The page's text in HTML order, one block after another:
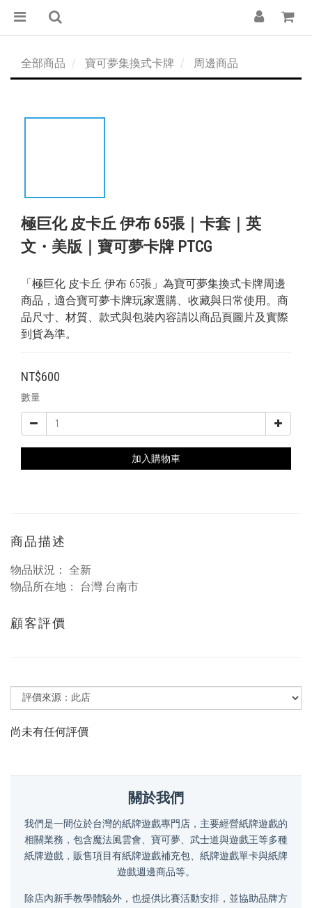
全部商品 寶可夢集換式卡牌 周邊商品
極巨化 皮卡丘 伊布 65張｜卡套｜英
文・美版｜寶可夢卡牌 PTCG
「極巨化 皮卡丘 伊布 65張」為寶可夢集換式卡牌周邊
商品，適合寶可夢卡牌玩家選購、收藏與日常使用。商
品尺寸、材質、款式與包裝內容請以商品頁圖片及實際
到貨為準。
NT$600
數量
加入購物車
商品描述
物品狀況： 全新
物品所在地： 台灣.台南市
顧客評價
尚未有任何評價
關於我們
我們是一間位於台灣的紙牌遊戲專門店，主要經營紙牌遊戲的
相關業務，包含魔法風雲會、寶可夢、武士道與遊戲王等多種
紙牌遊戲，販售項目有紙牌遊戲補充包、紙牌遊戲單卡與紙牌
遊戲週邊商品等。
除店內新手教學體驗外，也提供比賽活動安排，並協助品牌方